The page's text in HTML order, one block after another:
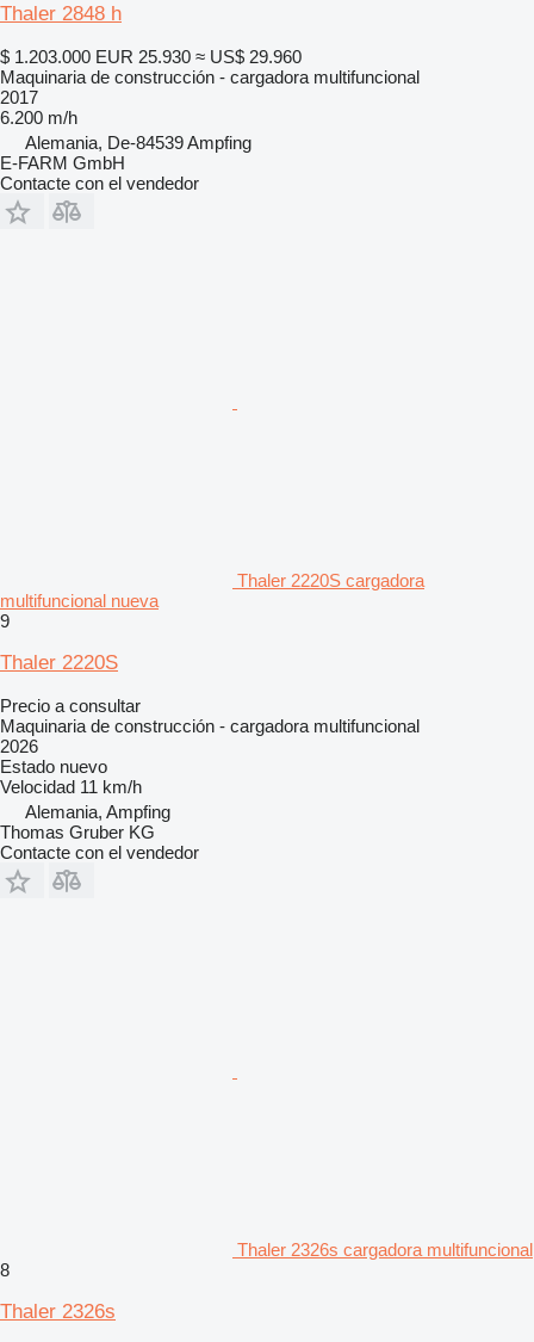
Thaler 2848 h
$ 1.203.000 EUR 25.930 ≈ US$ 29.960
Maquinaria de construcción - cargadora multifuncional
2017
6.200 m/h
Alemania, De-84539 Ampfing
E-FARM GmbH
Contacte con el vendedor
Thaler 2220S cargadora
multifuncional nueva
9
Thaler 2220S
Precio a consultar
Maquinaria de construcción - cargadora multifuncional
2026
Estado nuevo
Velocidad 11 km/h
Alemania, Ampfing
Thomas Gruber KG
Contacte con el vendedor
Thaler 2326s cargadora multifuncional
8
Thaler 2326s